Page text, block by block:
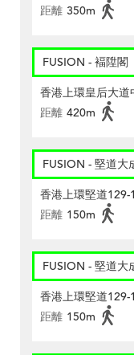
距離 350m
FUSION - 褔陞閣
香港上環皇后大
距離 420m
FUSION - 堅道大
香港上環堅道
距離 150m
FUSION - 堅道大
香港上環堅道
距離 150m